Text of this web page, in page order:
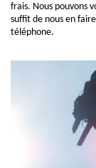
frais. Nous pouvons
suffit de nous en
téléphone.